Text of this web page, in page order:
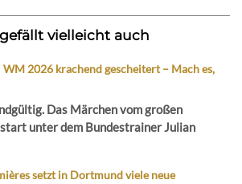
vielleicht auch
WM 2026 krachend gescheitert – Mach es,
Das Märchen vom großen
unter dem Bundestrainer Julian
setzt in Dortmund viele neue